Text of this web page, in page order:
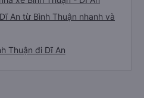
An từ Bình Thuận nhanh và
Thuận đi Dĩ An